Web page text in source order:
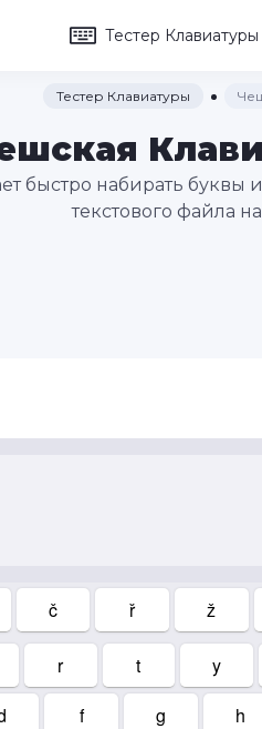
Тестер Клавиатуры
Тестер Клавиатуры
быстро набирать буквы
текстового файла
č ř ž
r t y
f g h